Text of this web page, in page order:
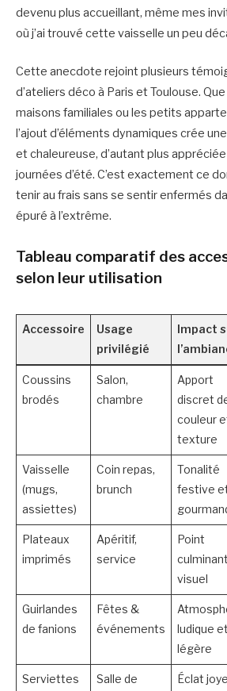
devenu plus accueillant, même mes
où j’ai trouvé cette vaisselle un peu
Cette anecdote rejoint plusieurs
d’ateliers déco à Paris et Toulouse.
maisons familiales ou les petits
l’ajout d’éléments dynamiques crée
et chaleureuse, d’autant plus
journées d’été. C’est exactement ce
tenir au frais sans se sentir enfermés
épuré à l’extrême.
Tableau comparatif des
selon leur utilisation
Accessoire
Usage
privilégié
Impact
Coussins
brodés
Salon,
chambre
Apport
discret
couleur
texture
Vaisselle
(mugs,
assiettes)
Coin repas,
brunch
Tonalité
festive
Plateaux
imprimés
Apéritif,
service
Point
culminant
visuel
Guirlandes
de fanions
Fêtes &
événements
ludique et
légère
Serviettes
Salle de
Éclat